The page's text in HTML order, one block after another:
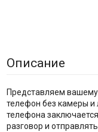
Описание
Представляем
телефон без камеры и
телефона
разговор и